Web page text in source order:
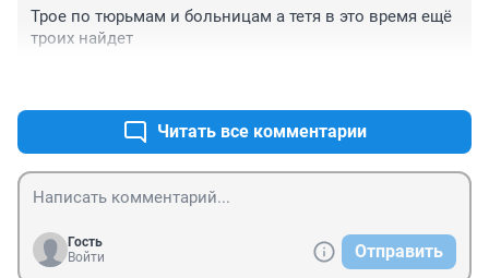
Трое по тюрьмам и больницам а тетя в это время ещё
троих найдет
Читать все комментарии
Гость
Войти
Отправить